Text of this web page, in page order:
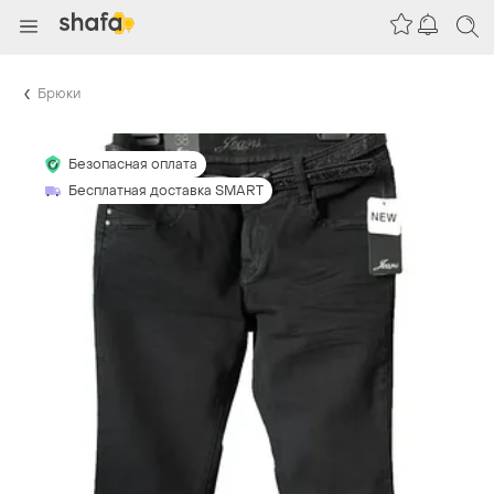
Брюки
Безопасная оплата
Бесплатная доставка SMART